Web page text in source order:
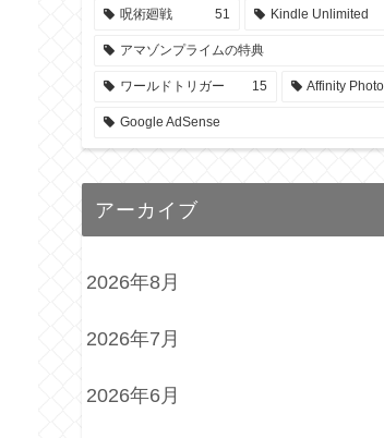
呪術廻戦 51 Kindle Unlimited
アマゾンプライムの特典
ワールドトリガー 15 Affinity Photo
Google AdSense
アーカイブ
2026年8月
2026年7月
2026年6月